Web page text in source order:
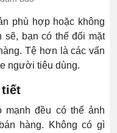
phù hợp hoặc không
sẽ, bạn có thể đối mặt
Tệ hơn là các vấn
người tiêu dùng.
tiết
mạnh đều có thể ảnh
hàng. Không có gì